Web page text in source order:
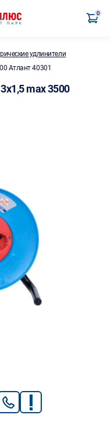
0
удлинители
Атлант 40301
max 3500